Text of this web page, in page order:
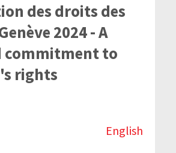
des droits des
2024 - A
commitment to
rights
English